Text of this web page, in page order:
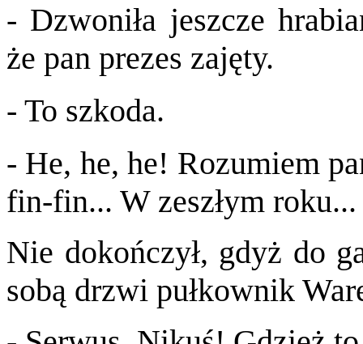
- Dzwoniła jeszcze
że pan prezes zajęty.
- To szkoda.
- He, he, he! Rozumiem
fin-fin... W zeszłym roku...
Nie dokończył, gdyż do
sobą drzwi pułkownik